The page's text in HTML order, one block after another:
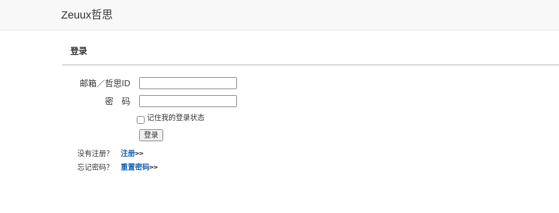
Zeuux哲思
登录
邮箱／哲思ID
密 码
记住我的登录状态
没有注册？ 注册>>
忘记密码？ 重置密码>>